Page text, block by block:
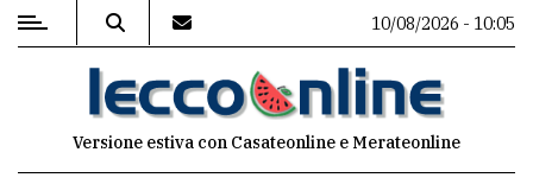
MENU
10/08/2026 - 10:05
Versione estiva con Casateonline e Merateonline